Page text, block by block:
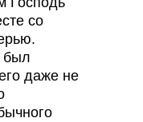
со
был
даже не